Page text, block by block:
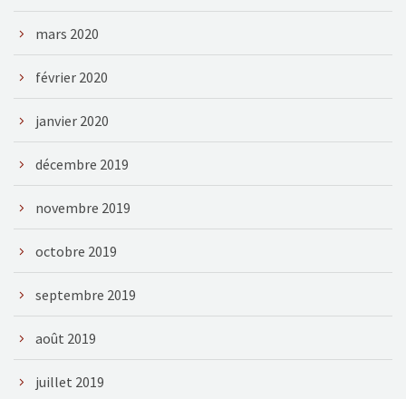
mars 2020
février 2020
janvier 2020
décembre 2019
novembre 2019
octobre 2019
septembre 2019
août 2019
juillet 2019